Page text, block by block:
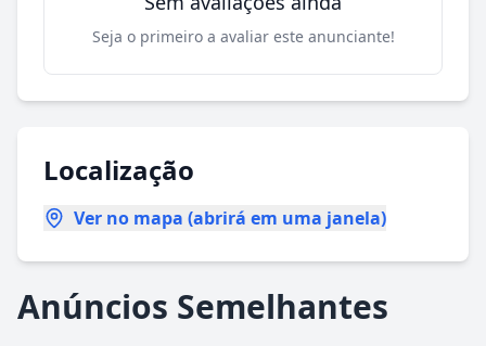
Seja o primeiro a avaliar este anunciante!
Localização
Ver no mapa (abrirá em uma janela)
Anúncios Semelhantes